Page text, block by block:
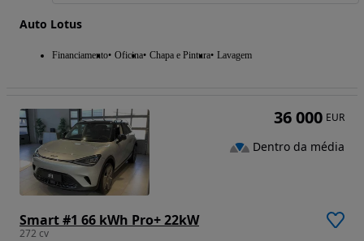
Auto Lotus
Financiamento Oficina Chapa e Pintura Lavagem
Smart #1 66 kWh Pro+ 22kW
272 cv
36 000 EUR
Dentro da média